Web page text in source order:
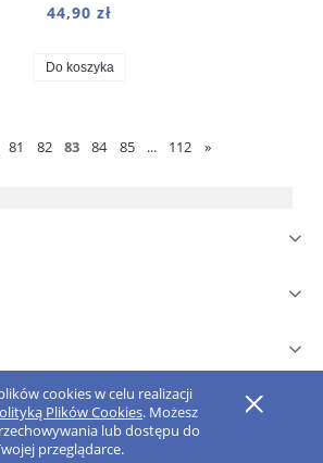
cookies w celu realizacji
Plików Cookies. Możesz
lub dostępu do
przeglądarce.
44,90 zł
Do koszyka
81 82 83 84 85 ... 112 »
Pokaż pełną wersję strony
internetowy Shoper.pl